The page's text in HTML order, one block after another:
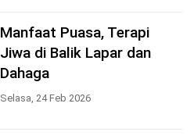
Manfaat Puasa, Terapi
Jiwa di Balik Lapar dan
Dahaga
Selasa, 24 Feb 2026